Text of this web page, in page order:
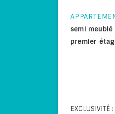
semi
premier